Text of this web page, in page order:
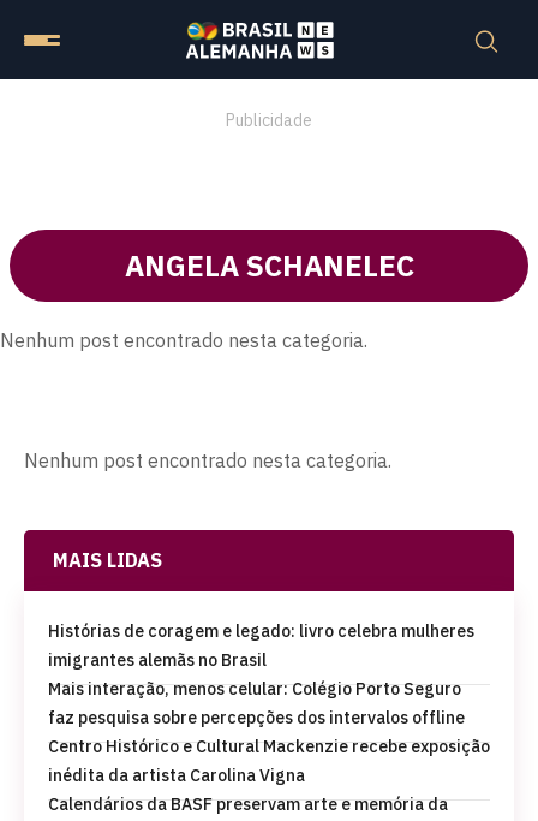
Publicidade
ANGELA SCHANELEC
Nenhum post encontrado nesta categoria.
Nenhum post encontrado nesta categoria.
MAIS LIDAS
Histórias de coragem e legado: livro celebra mulheres
imigrantes alemãs no Brasil
Mais interação, menos celular: Colégio Porto Seguro
faz pesquisa sobre percepções dos intervalos offline
Centro Histórico e Cultural Mackenzie recebe exposição
inédita da artista Carolina Vigna
Calendários da BASF preservam arte e memória da